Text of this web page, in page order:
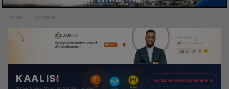
Home Société